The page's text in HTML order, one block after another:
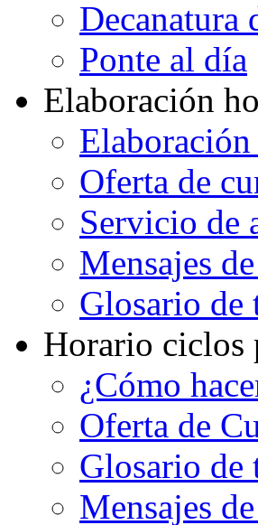
Decanatura
Ponte al día
Elaboración
Oferta de
Servicio de
Mensajes
Glosario de
Horario ciclos
¿Cómo
Oferta de
Glosario de
Mensajes